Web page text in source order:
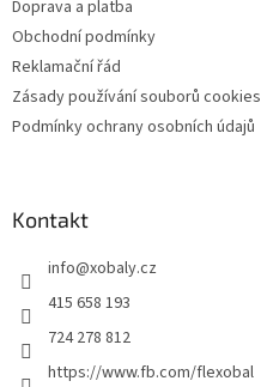
Doprava a platba
Obchodní podmínky
Reklamační řád
Zásady používání souborů cookies
Podmínky ochrany osobních údajů
Kontakt
info@xobaly.cz
415 658 193
724 278 812
https://www.fb.com/flexobal